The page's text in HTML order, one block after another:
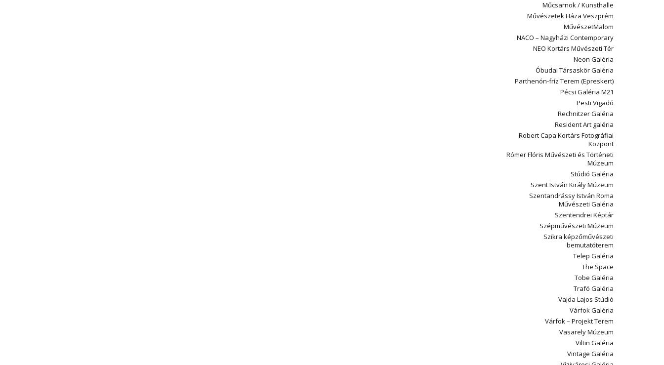
Műcsarnok / Kunsthalle
Művészetek Háza Veszprém
MűvészetMalom
NACO – Nagyházi Contemporary
NEO Kortárs Művészeti Tér
Neon Galéria
Óbudai Társaskör Galéria
Parthenón-fríz Terem (Epreskert)
Pécsi Galéria M21
Pesti Vigadó
Rechnitzer Galéria
Resident Art galéria
Robert Capa Kortárs Fotográfiai
Központ
Rómer Flóris Művészeti és Történeti
Múzeum
Stúdió Galéria
Szent István Király Múzeum
Szentandrássy István Roma
Művészeti Galéria
Szentendrei Képtár
Szépművészeti Múzeum
Szikra képzőművészeti
bemutatóterem
Telep Galéria
The Space
Tobe Galéria
Trafó Galéria
Vajda Lajos Stúdió
Várfok Galéria
Várfok – Projekt Terem
Vasarely Múzeum
Viltin Galéria
Vintage Galéria